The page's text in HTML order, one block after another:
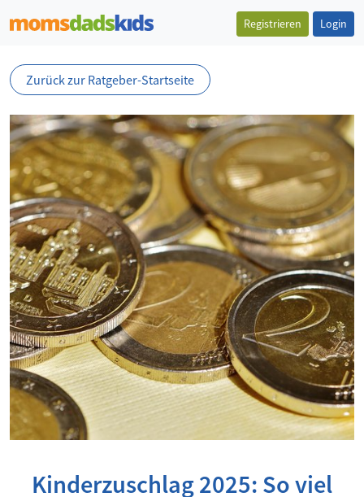
Registrieren Login
Zurück zur Ratgeber-Startseite
Kinderzuschlag 2025: So viel